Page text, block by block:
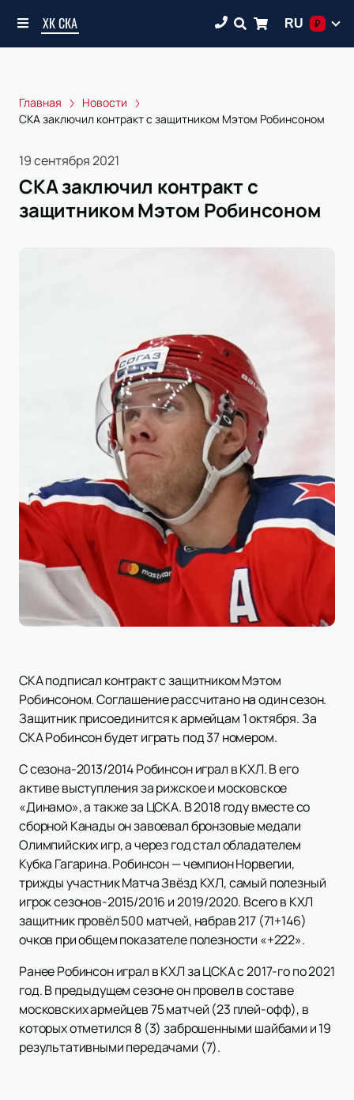
ХК СКА RU ₽
Главная
Новости
СКА заключил контракт с защитником Мэтом Робинсоном
19 сентября 2021
СКА заключил контракт с
защитником Мэтом Робинсоном
СКА подписал контракт с защитником Мэтом
Робинсоном. Соглашение рассчитано на один сезон.
Защитник присоединится к армейцам 1 октября. За
СКА Робинсон будет играть под 37 номером.
С сезона-2013/2014 Робинсон играл в КХЛ. В его
активе выступления за рижское и московское
«Динамо», а также за ЦСКА. В 2018 году вместе со
сборной Канады он завоевал бронзовые медали
Олимпийских игр, а через год стал обладателем
Кубка Гагарина. Робинсон — чемпион Норвегии,
трижды участник Матча Звёзд КХЛ, самый полезный
игрок сезонов-2015/2016 и 2019/2020. Всего в КХЛ
защитник провёл 500 матчей, набрав 217 (71+146)
очков при общем показателе полезности «+222».
Ранее Робинсон играл в КХЛ за ЦСКА с 2017-го по 2021
год. В предыдущем сезоне он провел в составе
московских армейцев 75 матчей (23 плей-офф), в
которых отметился 8 (3) заброшенными шайбами и 19
результативными передачами (7).